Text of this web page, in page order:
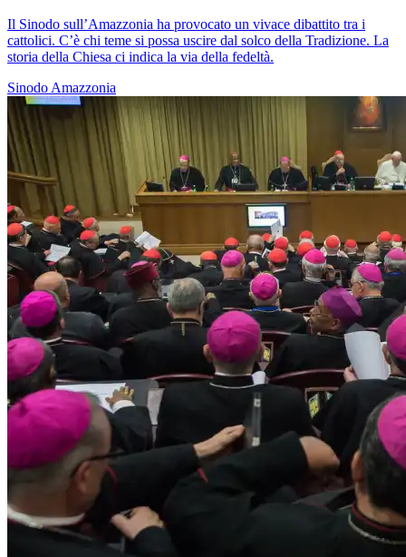
Il Sinodo sull’Amazzonia ha provocato un vivace dibattito tra i
cattolici. C’è chi teme si possa uscire dal solco della Tradizione. La
storia della Chiesa ci indica la via della fedeltà.
Sinodo Amazzonia